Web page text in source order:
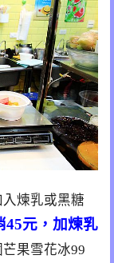
煉乳或黑糖
45元，加煉乳
果雪花冰99